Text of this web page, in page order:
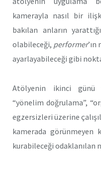
kamerayla nasıl bir
bakılan anların
olabileceği, performer
ayarlayabileceği gibi
Atölyenin ikinci günü
“yönelim doğrulama”,
egzersizleri üzerine
kamerada görünmeyen
kurabileceği odaklanılan